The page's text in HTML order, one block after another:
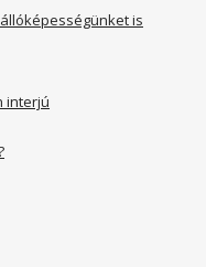
is
interjú